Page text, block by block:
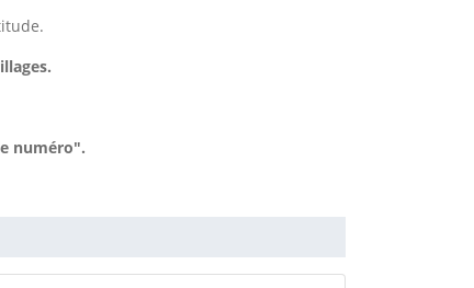
numéro".